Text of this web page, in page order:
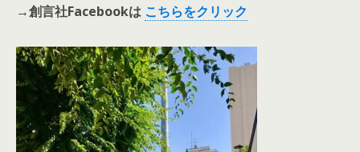
→創言社Facebookは こちらをクリック